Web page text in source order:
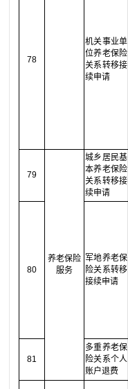
78
机关事业单
位养老保险
关系转移接
续申请
79
养老保险
服务
城乡居民基
本养老保险
关系转移接
续申请
80
军地养老保
险关系转移
接续申请
81
多重养老保
险关系个人
账户退费